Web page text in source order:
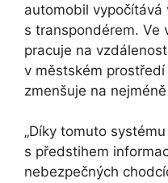
automobil
s transpondérem. Ve
pracuje na
v městském
zmenšuje na
„Díky tomuto
s předstihem
nebezpečných